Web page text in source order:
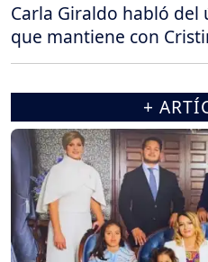
Carla Giraldo habló
que mantiene con
+